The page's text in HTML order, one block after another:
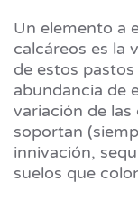
Un elemento a
calcáreos es la
de estos
abundancia de
variación de
soportan
innivación,
suelos que